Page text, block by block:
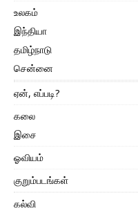
உலகம்
இந்தியா
தமிழ்நாடு
சென்னை
ஏன், எப்படி?
கலை
இசை
ஓவியம்
குறும்படங்கள்
கல்வி